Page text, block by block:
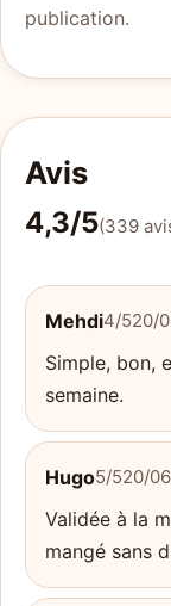
publication.
Avis
4,3/5(339
Mehdi4/520/
Simple, bon,
semaine.
Hugo5/520/
Validée à la
mangé sans